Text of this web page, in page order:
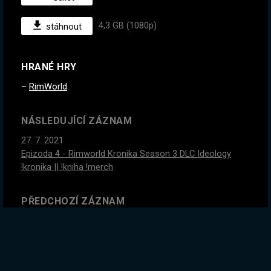
stáhnout 4,3 GB (1080p)
HRANÉ HRY
RimWorld
NÁSLEDUJÍCÍ ZÁZNAM
27. 7. 2021
Epizoda 4 - Rimworld Kronika Season 3 DLC Ideology
!kronika || !kniha !merch
PŘEDCHOZÍ ZÁZNAM